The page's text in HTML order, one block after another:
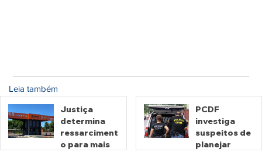
Leia também
Justiça
determina
ressarciment
o para mais
PCDF
investiga
suspeitos de
planejar